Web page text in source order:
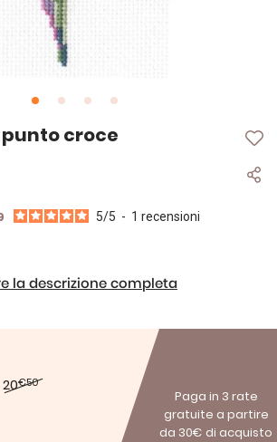
croce
5/5 - 1 recensioni
la descrizione completa
20€50
Paga in 3 rate
gratuite a partire
da 30€ di acquisto